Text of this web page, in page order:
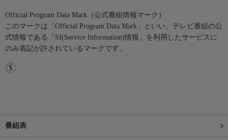
Official Program Data Mark（公式番組情報マーク）
このマークは「Official Program Data Mark」といい、テレビ番組の公
式情報である「SI(Service Information)情報」を利用したサービスに
のみ表記が許されているマークです。
番組表